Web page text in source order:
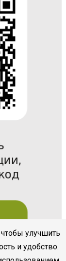
улучшить
и удобство.